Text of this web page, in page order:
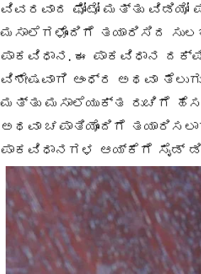
ವಿವರವಾದ ಫೋಟೋ ಮತ್ತು ವಿಡಿಯೋ
ಮಸಾಲೆಗಳೊಂದಿಗೆ ತಯಾರಿಸಿದ
ಪಾಕವಿಧಾನ. ಈ ಪಾಕವಿಧಾನ
ವಿಶೇಷವಾಗಿ ಆಂಧ್ರ ಅಥವಾ
ಮತ್ತು ಮಸಾಲೆಯುಕ್ತ ರುಚಿಗೆ
ಅಥವಾ ಚಪಾತಿಯೊಂದಿಗೆ
ಪಾಕವಿಧಾನಗಳ ಆಯ್ಕೆಗೆ ಸೈಡ್